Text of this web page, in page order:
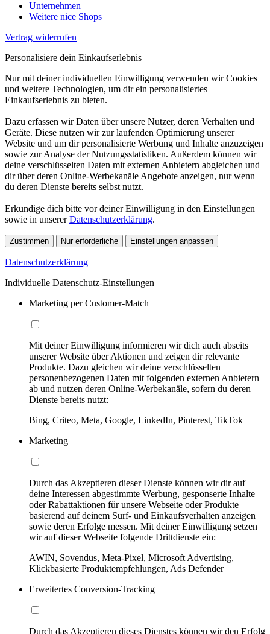
Unternehmen
Weitere nice Shops
Vertrag widerrufen
Personalisiere dein Einkaufserlebnis
Nur mit deiner individuellen Einwilligung verwenden wir Cookies
und weitere Technologien, um dir ein personalisiertes
Einkaufserlebnis zu bieten.
Dazu erfassen wir Daten über unsere Nutzer, deren Verhalten und
Geräte. Diese nutzen wir zur laufenden Optimierung unserer
Website und um dir personalisierte Werbung und Inhalte anzuzeigen
sowie zur Analyse der Nutzungsstatistiken. Außerdem können wir
deine verschlüsselten Daten mit externen Anbietern abgleichen und
dir über deren Online-Werbekanäle Angebote anzeigen, nur wenn
du deren Dienste bereits selbst nutzt.
Erkundige dich bitte vor deiner Einwilligung in den Einstellungen
sowie in unsererDatenschutzerklärung.
Zustimmen Nur erforderliche Einstellungen anpassen
Datenschutzerklärung
Individuelle Datenschutz-Einstellungen
Marketing per Customer-Match
Mit deiner Einwilligung informieren wir dich auch abseits
unserer Website über Aktionen und zeigen dir relevante
Produkte. Dazu gleichen wir deine verschlüsselten
personenbezogenen Daten mit folgenden externen Anbietern
ab und nutzen deren Online-Werbekanäle, sofern du deren
Dienste bereits nutzt:
Bing, Criteo, Meta, Google, LinkedIn, Pinterest, TikTok
Marketing
Durch das Akzeptieren dieser Dienste können wir dir auf
deine Interessen abgestimmte Werbung, gesponserte Inhalte
oder Rabattaktionen für unsere Webseite oder Produkte
basierend auf deinem Surf- und Einkaufsverhalten anzeigen
sowie deren Erfolge messen. Mit deiner Einwilligung setzen
wir auf dieser Webseite folgende Drittdienste ein:
AWIN, Sovendus, Meta-Pixel, Microsoft Advertising,
Klickbasierte Produktempfehlungen, Ads Defender
Erweitertes Conversion-Tracking
Durch das Akzeptieren dieses Dienstes können wir den Erfolg